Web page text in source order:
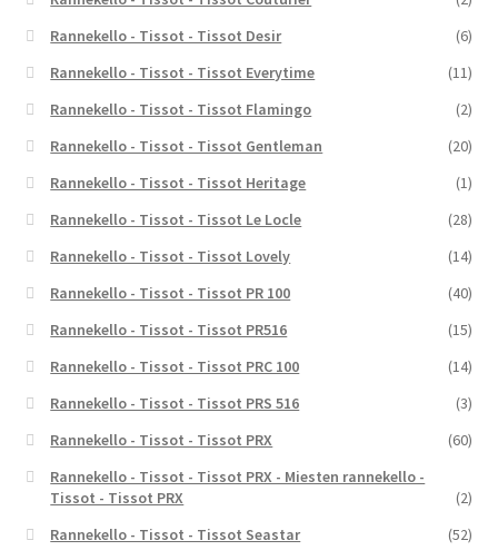
Rannekello - Tissot - Tissot Desir
(6)
Rannekello - Tissot - Tissot Everytime
(11)
Rannekello - Tissot - Tissot Flamingo
(2)
Rannekello - Tissot - Tissot Gentleman
(20)
Rannekello - Tissot - Tissot Heritage
(1)
Rannekello - Tissot - Tissot Le Locle
(28)
Rannekello - Tissot - Tissot Lovely
(14)
Rannekello - Tissot - Tissot PR 100
(40)
Rannekello - Tissot - Tissot PR516
(15)
Rannekello - Tissot - Tissot PRC 100
(14)
Rannekello - Tissot - Tissot PRS 516
(3)
Rannekello - Tissot - Tissot PRX
(60)
Rannekello - Tissot - Tissot PRX - Miesten rannekello -
Tissot - Tissot PRX
(2)
Rannekello - Tissot - Tissot Seastar
(52)